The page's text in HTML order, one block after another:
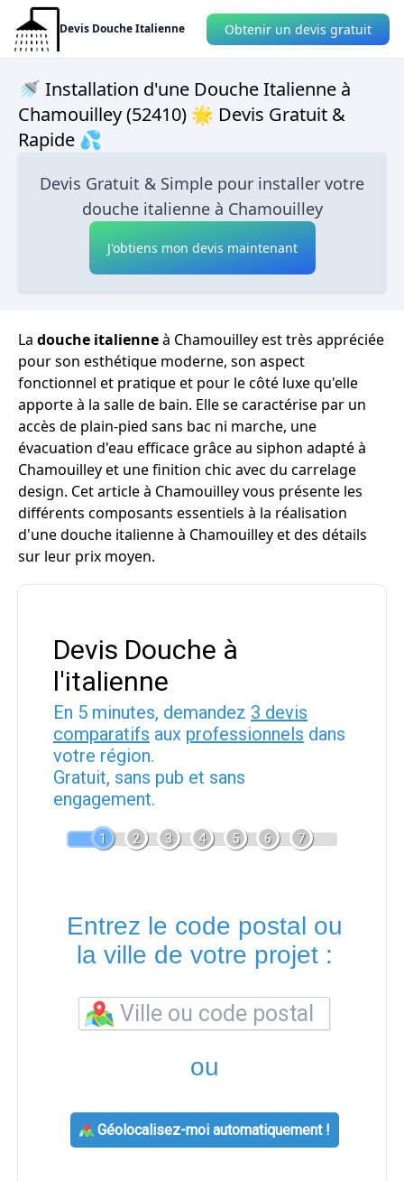
Devis Douche Italienne Obtenir un devis gratuit
🚿 Installation d'une Douche Italienne à
Chamouilley (52410) 🌟 Devis Gratuit &
Rapide 💦
Devis Gratuit & Simple pour installer votre
douche italienne à Chamouilley
J'obtiens mon devis maintenant
La douche italienneà Chamouilley est très appréciée
pour son esthétique moderne, son aspect
fonctionnel et pratique et pour le côté luxe qu'elle
apporte à la salle de bain. Elle se caractérise par un
accès de plain-pied sans bac ni marche, une
évacuation d'eau efficace grâce au siphon adapté à
Chamouilley et une finition chic avec du carrelage
design. Cet article à Chamouilley vous présente les
différents composants essentiels à la réalisation
d'une douche italienne à Chamouilley et des détails
sur leur prix moyen.
Devis Douche à
l'italienne
En 5 minutes, demandez 3 devis
comparatifs aux professionnels dans
votre région.
Gratuit, sans pub et sans
engagement.
1 2 3 4 5 6 7
Entrez le code postal ou
la ville de votre projet :
ou
Géolocalisez-moi automatiquement !